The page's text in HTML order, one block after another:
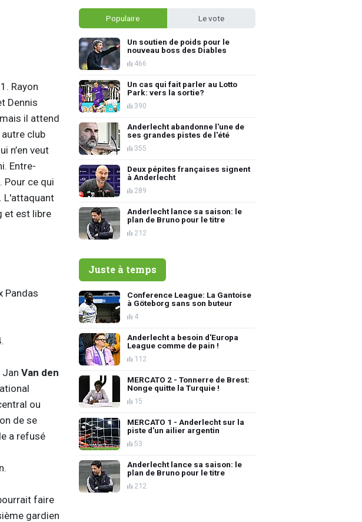
Rayon
Dennis
il attend
club
n’en veut
Entre-
Pour ce qui
L'attaquant
et est libre
Pandas
Jan Van den
ou
de se
a refusé
faire
gardien
Populaire Le vote
Un soutien de poids pour le
nouveau boss des Diables
466
Un cas qui fait parler au Lotto
Park: vers la sortie?
390
Anderlecht abandonne l'une de
ses grandes pistes de l'été
355
Deux pépites françaises signent
à Anderlecht
289
Anderlecht lance sa saison: le
plan de Bruno pour le titre
212
Juste à temps
Conference League: La Gantoise
à Göteborg sans son buteur
4
Anderlecht a besoin d'Europa
League comme de pain !
112
MERCATO 2 - Tonnerre de Brest:
Nonge quitte la Turquie !
15
MERCATO 1 - Anderlecht sur la
piste d'un ailier argentin
53
Anderlecht lance sa saison: le
plan de Bruno pour le titre
212